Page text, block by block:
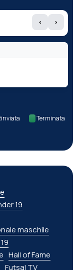
‹ ›
Terminata
19
maschile
Hall of Fame
Futsal TV